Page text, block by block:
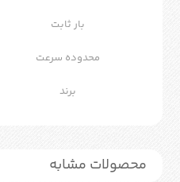
بار ثابت
محدوده سرعت
برند
محصولات مشابه